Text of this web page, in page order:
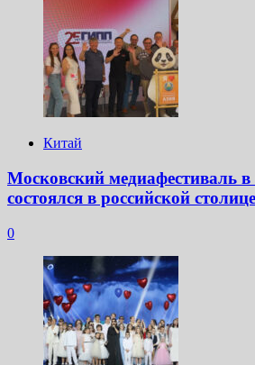
Китай
Московский медиафестиваль
состоялся в российской столице
0